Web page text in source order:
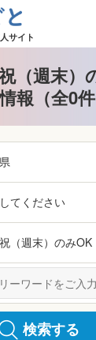
サイト
（週末
報（全0件
てください
（週末）のみOK
検索する